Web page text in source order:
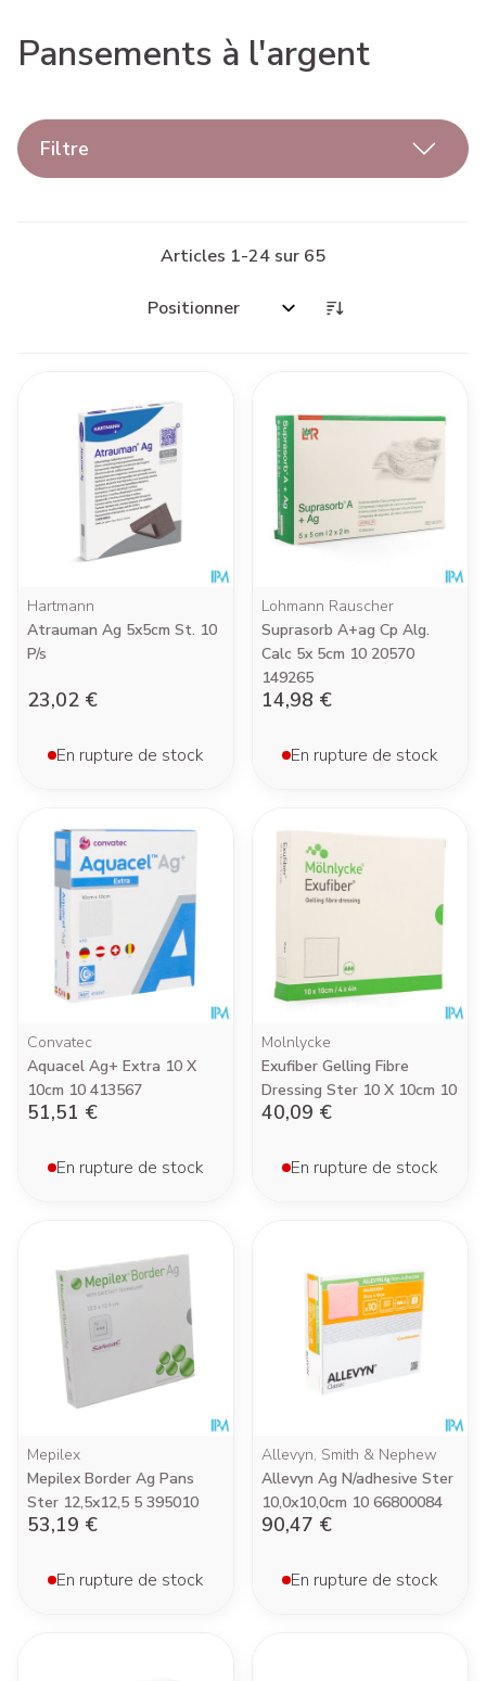
Pansements à l'argent
Filtre
Articles 1-24 sur 65
Trier par:
Hartmann
Atrauman Ag 5x5cm St. 10
P/s
23,02 €
En rupture de stock
Lohmann Rauscher
Suprasorb A+ag Cp Alg.
Calc 5x 5cm 10 20570
149265
14,98 €
En rupture de stock
Convatec
Aquacel Ag+ Extra 10 X
10cm 10 413567
51,51 €
En rupture de stock
Molnlycke
Exufiber Gelling Fibre
Dressing Ster 10 X 10cm 10
40,09 €
En rupture de stock
Mepilex
Mepilex Border Ag Pans
Ster 12,5x12,5 5 395010
53,19 €
En rupture de stock
Allevyn, Smith & Nephew
Allevyn Ag N/adhesive Ster
10,0x10,0cm 10 66800084
90,47 €
En rupture de stock